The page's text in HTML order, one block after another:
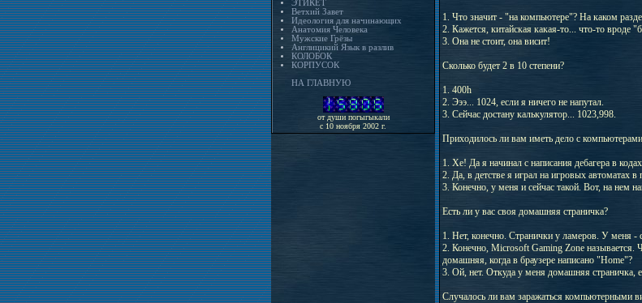
ЭТИКЕТ
Ветхий Завет
Идеология для начинающих
Анатомия Человека
Мужские Грёзы
Англицикий Язык в разлив
КОЛОБОК
КОРПУСОК
НА ГЛАВНУЮ
от души погыгыкали
с 10 ноября 2002 г.
1. Что значит - "на компьютере"? На каком
2. Кажется, китайская какая-то... что-то вроде
3. Она не стоит, она висит!
Сколько будет 2 в 10 степени?
1. 400h
2. Эээ... 1024, если я ничего не напутал.
3. Сейчас достану калькулятор... 1023,998.
Приходилось ли вам иметь дело с
1. Хе! Да я начинал с написания дебагера в
2. Да, в детстве я играл на игровых автоматах в
3. Конечно, у меня и сейчас такой. Вот, на нем
Есть ли у вас своя домашняя страничка?
1. Нет, конечно. Странички у ламеров. У меня -
2. Конечно, Microsoft Gaming Zone называется.
домашняя, когда в браузере написано "Home"?
3. Ой, нет. Откуда у меня домашняя страничка,
Случалось ли вам заражаться компьютерными